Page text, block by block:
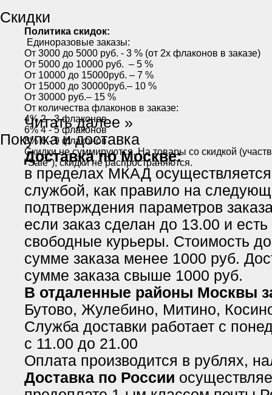
Скидки
Политика скидок:
Единоразовые заказы:
От 3000 до 5000 руб. - 3 % (от 2х флаконов в заказе)
От 5000 до 10000 руб. – 5 %
От 10000 до 15000руб. – 7 %
От 15000 до 30000руб.– 10 %
От 30000 руб.– 15 %
От количества флаконов в заказе:
4% 2 - 3 флаконов
6% 4 - 5 флаконов
8% 6 - 9 флаконов
Скидки не суммируются. На товары со скидкой
"Sale"), скидки не распространяются.
Читать далее »
Покупка и доставка
Доставка по Москве:
в пределах МКАД осуществляется
службой, как правило на
подтверждения параметров
если заказ сделан до 13.00 и
свободные курьеры. Стоимость
сумме заказа менее 1000 руб.
сумме заказа свыше 1000 руб.
В отдаленные районы Москвы
Бутово, Жулебино, Митино,
Служба доставки работает с
с 11.00 до 21.00
Оплата производится в рублях,
Доставка по России